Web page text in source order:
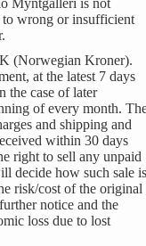
Myntgalleri is not
to wrong or insufficient
(Norwegian Kroner).
at the latest 7 days
the case of later
of every month.
and shipping and
within 30 days
right to sell any unpaid
decide how such sale is
risk/cost of the original
notice and the
loss due to lost